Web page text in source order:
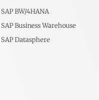
SAP BW/4HANA
SAP Business Warehouse
SAP Datasphere